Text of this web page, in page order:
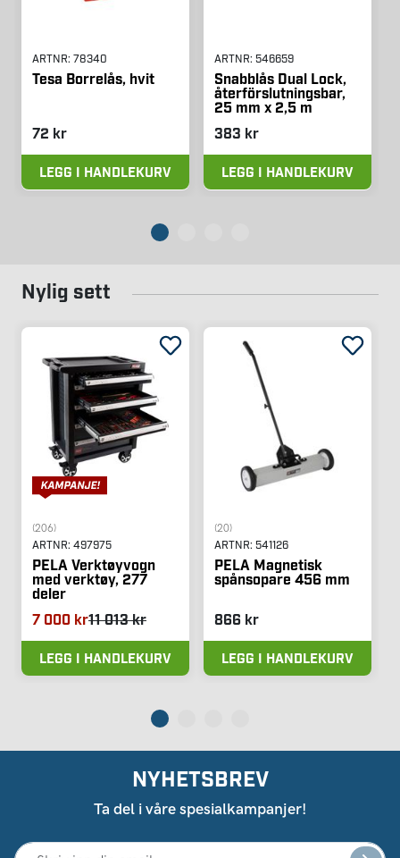
ARTNR: 78340
Tesa Borrelås, hvit
72 kr
LEGG I HANDLEKURV
ARTNR: 546659
Snabblås Dual Lock,
återförslutningsbar,
25 mm x 2,5 m
383 kr
LEGG I HANDLEKURV
Nylig sett
(206)
ARTNR: 497975
PELA Verktøyvogn
med verktøy, 277
deler
7 000 kr11 013 kr
LEGG I HANDLEKURV
(20)
ARTNR: 541126
PELA Magnetisk
spånsopare 456 mm
866 kr
LEGG I HANDLEKURV
NYHETSBREV
Ta del i våre spesialkampanjer!